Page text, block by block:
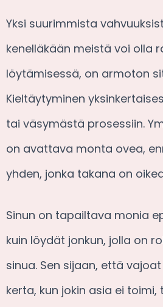
Yksi suurimmista
kenelläkään meistä voi olla
löytämisessä, on armoton
Kieltäytyminen
tai väsymästä prosessiin.
on avattava monta ovea,
yhden, jonka takana on
Sinun on tapailtava monia
kuin löydät jonkun, jolla on
sinua. Sen sijaan, että
kerta, kun jokin asia ei